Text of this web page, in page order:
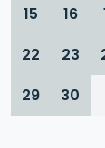
15
16
22
23
29
30